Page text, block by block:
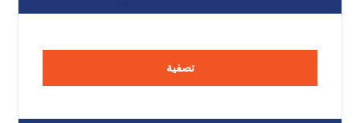
تصفية